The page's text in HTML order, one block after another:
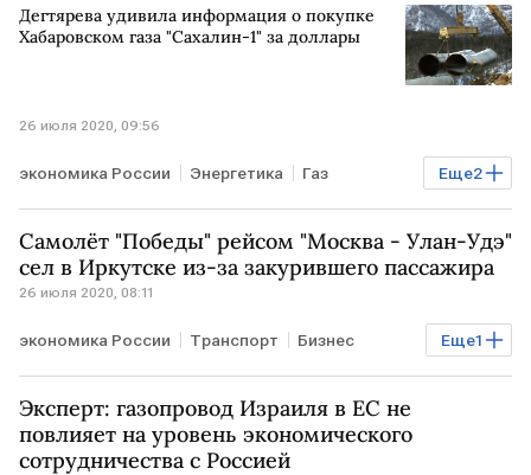
Дегтярева удивила информация о покупке
Хабаровском газа "Сахалин-1" за доллары
26 июля 2020, 09:56
Еще2
экономика России Энергетика Газ
РОССИЯ Сахалин покупка
Самолёт "Победы" рейсом "Москва - Улан-Удэ"
сел в Иркутске из-за закурившего пассажира
26 июля 2020, 08:11
Еще1
экономика России Транспорт Бизнес
РОССИЯ
Эксперт: газопровод Израиля в ЕС не
повлияет на уровень экономического
сотрудничества с Россией